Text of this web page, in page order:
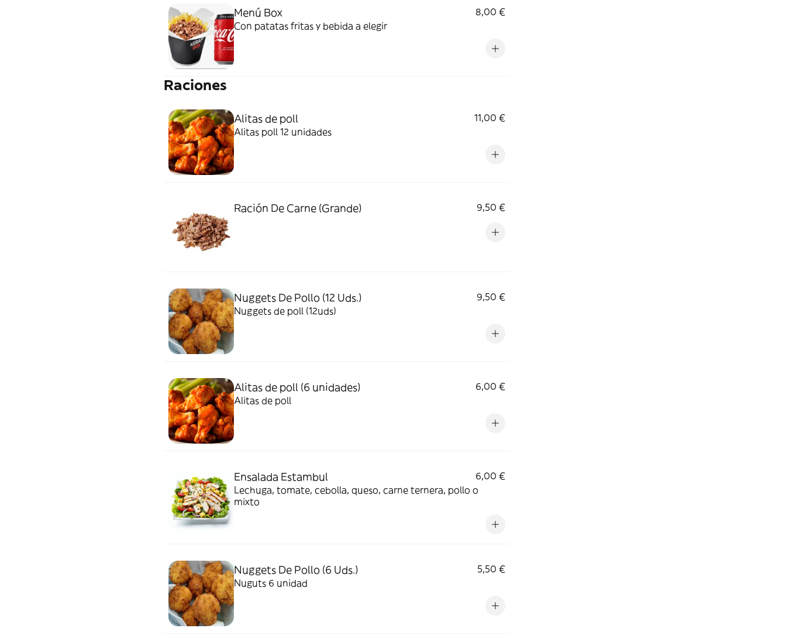
Menú Box
8,00 €
Con patatas fritas y bebida a elegir
Raciones
Alitas de poll
11,00 €
Alitas poll 12 unidades
Ración De Carne (Grande) 9,50 €
Nuggets De Pollo (12 Uds.)
9,50 €
Nuggets de poll (12uds)
Alitas de poll (6 unidades)
6,00 €
Alitas de poll
Ensalada Estambul
6,00 €
Lechuga, tomate, cebolla, queso, carne ternera, pollo o
mixto
Nuggets De Pollo (6 Uds.)
5,50 €
Nuguts 6 unidad